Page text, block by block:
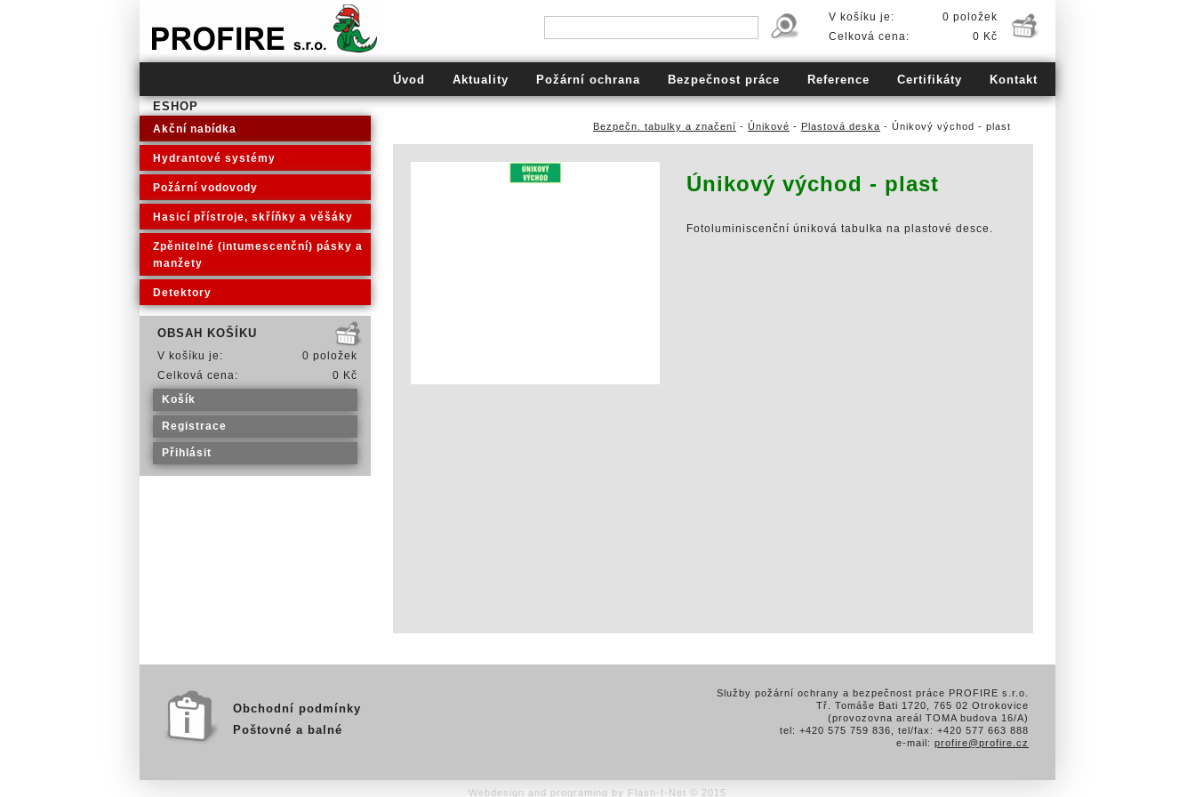
Úvod Aktuality Požární ochrana Bezpečnost práce Reference Certifikáty
Kontakt
ESHOP
Akční nabídka
Hydrantové systémy
Požární vodovody
Hasicí přístroje, skříňky a věšáky
Zpěnitelné (intumescenční) pásky a
manžety
Detektory
OBSAH KOŠÍKU
V košíku je:
0 položek
Celková cena:
0 Kč
Košík
Registrace
Přihlásit
Bezpečn. tabulky a značení - Únikové - Plastová deska - Únikový východ - plast
Únikový východ - plast
Fotoluminiscenční úniková tabulka na plastové desce.
V košíku je:
0 položek
Celková cena:
0 Kč
Obchodní podmínky
Poštovné a balné
Služby požární ochrany a bezpečnost práce PROFIRE s.r.o.
Tř. Tomáše Bati 1720, 765 02 Otrokovice
(provozovna areál TOMA budova 16/A)
tel: +420 575 759 836, tel/fax: +420 577 663 888
e-mail: profire@profire.cz
Webdesign and programing by Flash-I-Net © 2015